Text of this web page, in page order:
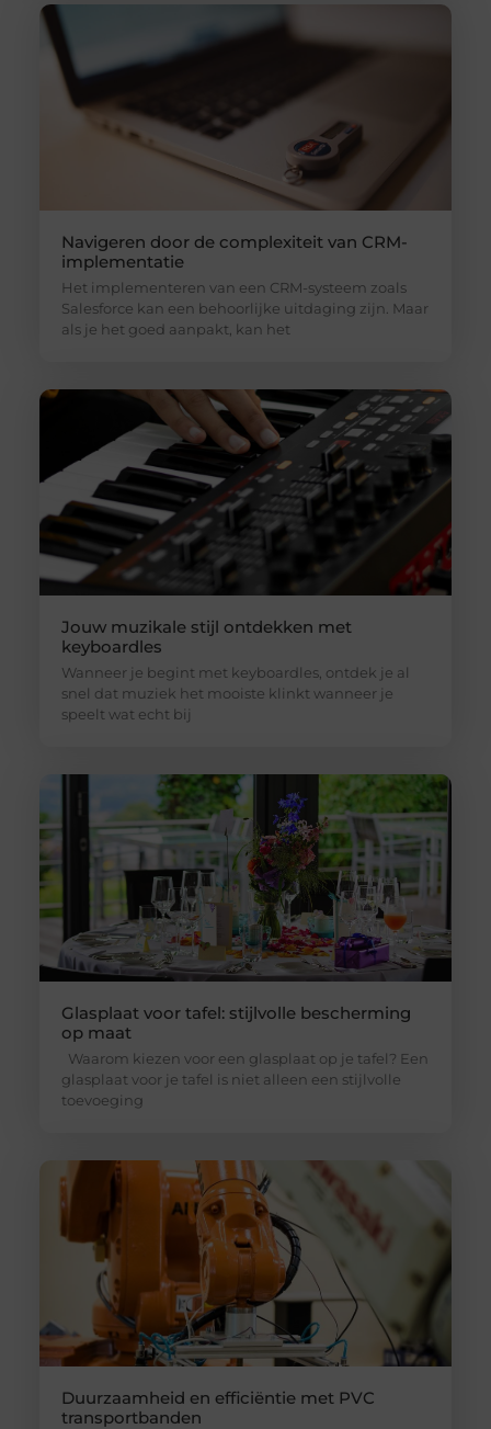
Navigeren door de complexiteit van CRM-
implementatie
Het implementeren van een CRM-systeem zoals
Salesforce kan een behoorlijke uitdaging zijn. Maar
als je het goed aanpakt, kan het
Jouw muzikale stijl ontdekken met
keyboardles
Wanneer je begint met keyboardles, ontdek je al
snel dat muziek het mooiste klinkt wanneer je
speelt wat echt bij
Glasplaat voor tafel: stijlvolle bescherming
op maat
Waarom kiezen voor een glasplaat op je tafel? Een
glasplaat voor je tafel is niet alleen een stijlvolle
toevoeging
Duurzaamheid en efficiëntie met PVC
transportbanden